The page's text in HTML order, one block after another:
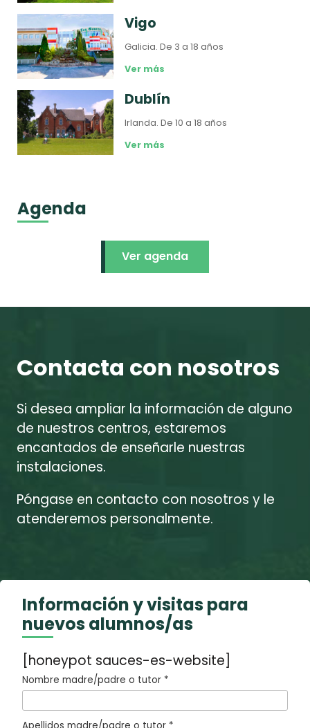
Vigo
Galicia.De 3 a 18 años
Ver más
Dublín
Irlanda.De 10 a 18 años
Ver más
Agenda
Ver agenda
Contacta con nosotros
Si desea ampliar la información de alguno
de nuestros centros, estaremos
encantados de enseñarle nuestras
instalaciones.
Póngase en contacto con nosotros y le
atenderemos personalmente.
Información y visitas para
nuevos alumnos/as
[honeypot sauces-es-website]
Nombre madre/padre o tutor *